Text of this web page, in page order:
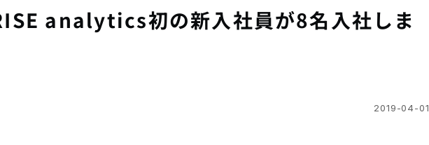
analytics初の新入社員が8名入社しま
2019-04-01